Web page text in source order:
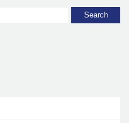
Search